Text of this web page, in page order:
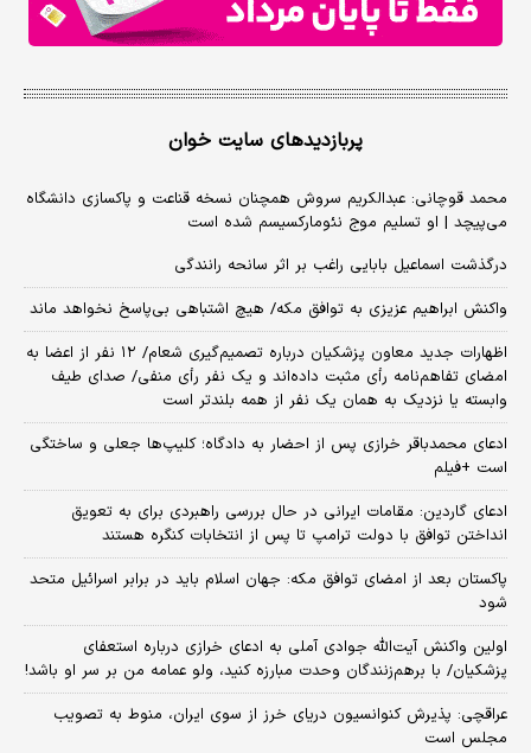
پربازدیدهای سایت خوان
محمد قوچانی: عبدالکریم سروش همچنان نسخه قناعت و پاکسازی دانشگاه
می‌پیچد | او تسلیم موج نئومارکسیسم شده است
درگذشت اسماعیل بابایی راغب بر اثر سانحه رانندگی
واکنش ابراهیم عزیزی به توافق مکه/ هیچ اشتباهی بی‌پاسخ نخواهد ماند
اظهارات جدید معاون پزشکیان درباره تصمیم‌گیری شعام/ ۱۲ نفر از اعضا به
امضای تفاهم‌نامه رأی مثبت داده‌اند و یک نفر رأی منفی/ صدای طیف
وابسته یا نزدیک به همان یک نفر از همه بلندتر است
ادعای محمدباقر خرازی پس از احضار به دادگاه؛ کلیپ‌ها جعلی و ساختگی
است +فیلم
ادعای گاردین: مقامات ایرانی در حال بررسی راهبردی برای به تعویق
انداختن توافق با دولت ترامپ تا پس از انتخابات کنگره هستند
پاکستان بعد از امضای توافق مکه: جهان اسلام باید در برابر اسرائیل متحد
شود
اولین واکنش آیت‌الله جوادی آملی به ادعای خرازی درباره استعفای
پزشکیان/ با برهم‌زنندگان وحدت مبارزه کنید، ولو عمامه من بر سر او باشد!
عراقچی: پذیرش کنوانسیون دریای خرز از سوی ایران، منوط به تصویب
مجلس است